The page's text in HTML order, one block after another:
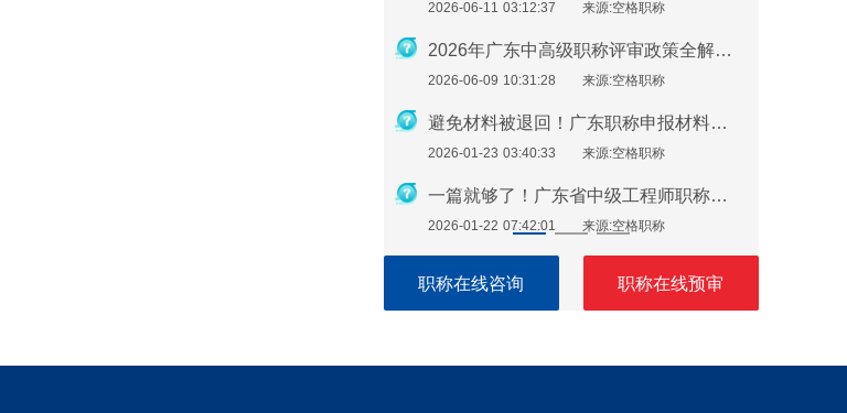
2026-06-11 03:12:37 来源:空格职称
2026年广东中高级职称评审政策全解析：条件、流程与实操指南
2026-06-09 10:31:28 来源:空格职称
避免材料被退回！广东职称申报材料指南（2026最新版）
2026-01-23 03:40:33 来源:空格职称
一篇就够了！广东省中级工程师职称评定需要准备哪些材料？
2026-01-22 07:42:01 来源:空格职称
职称在线咨询 职称在线预审